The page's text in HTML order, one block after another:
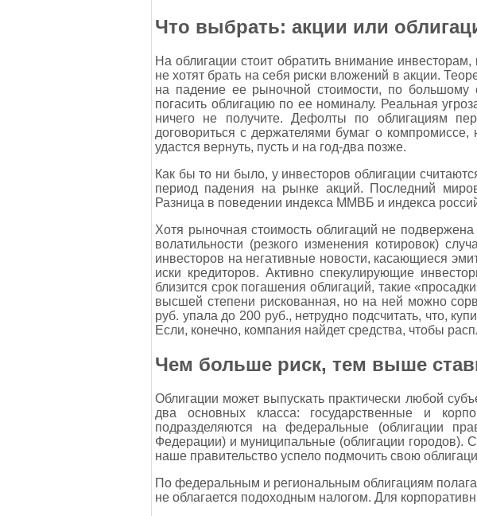
Что выбрать: акции или
На облигации стоит обратить внимание
не хотят брать на себя риски вложений в акции.
на падение ее рыночной стоимости, по
погасить облигацию по ее номиналу. Реальная
ничего не получите. Дефолты по облигациям
договориться с держателями бумаг о
удастся вернуть, пусть и на год-два позже.
Как бы то ни было, у инвесторов облигации
период падения на рынке акций. Последний
Разница в поведении индекса ММВБ и индекса
Хотя рыночная стоимость облигаций не
волатильности (резкого изменения котировок)
инвесторов на негативные новости, касающиеся
иски кредиторов. Активно спекулирующие
близится срок погашения облигаций, такие
высшей степени рискованная, но на ней можно
руб. упала до 200 руб., нетрудно подсчитать, что,
Если, конечно, компания найдет средства, чтобы
Чем больше риск, тем выше
Облигации может выпускать практически любой
два основных класса: государственные и
подразделяются на федеральные (облигации
Федерации) и муниципальные (облигации
наше правительство успело подмочить свою
По федеральным и региональным облигациям
не облагается подоходным налогом. Для